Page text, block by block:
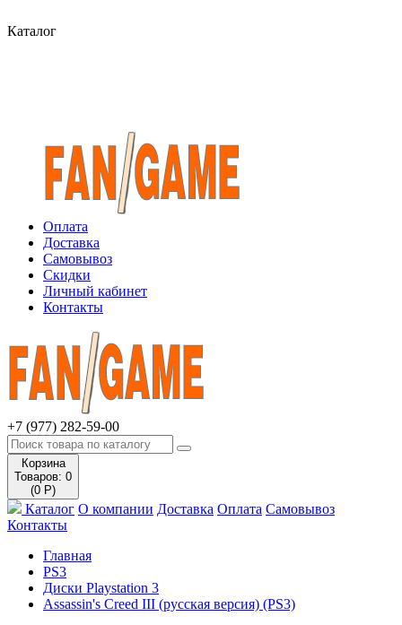
Каталог
Оплата
Доставка
Самовывоз
Скидки
Личный кабинет
Контакты
+7 (977) 282-59-00
Корзина
Товаров: 0
(0 Р)
Каталог О компании Доставка Оплата Самовывоз
Контакты
Главная
PS3
Диски Playstation 3
Assassin's Creed III (русская версия) (PS3)